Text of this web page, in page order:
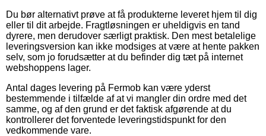
Du bør alternativt prøve at få produkterne leveret hjem til dig
eller til dit arbejde. Fragtløsningen er uheldigvis en tand
dyrere, men derudover særligt praktisk. Den mest betalelige
leveringsversion kan ikke modsiges at være at hente pakken
selv, som jo forudsætter at du befinder dig tæt på internet
webshoppens lager.
Antal dages levering på Fermob kan være yderst
bestemmende i tilfælde af at vi mangler din ordre med det
samme, og af den grund er det faktisk afgørende at du
kontrollerer det forventede leveringstidspunkt for den
vedkommende vare.